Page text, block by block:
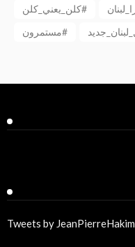
كلن_يعني_كلن#
مستمرون#
Tweets by JeanPierreHakim